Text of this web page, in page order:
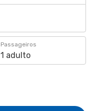
Passageiros
1 adulto